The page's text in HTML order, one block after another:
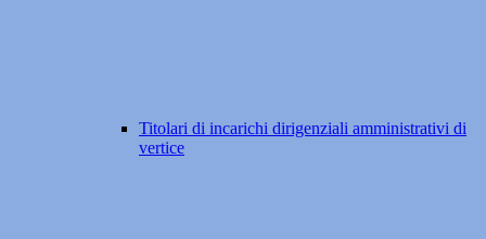
Titolari di incarichi dirigenziali amministrativi di
vertice